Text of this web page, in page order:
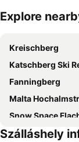
Nagy méretű
Explore
Kreischberg
Katschberg Ski
Fanningberg
Malta
Snow Space
Filzmoos
Szálláshely